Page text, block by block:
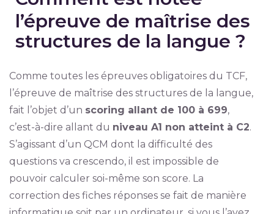
l’épreuve de maîtrise des
structures de la langue ?
Comme toutes les épreuves obligatoires du TCF,
l’épreuve de maîtrise des structures de la langue,
fait l’objet d’un scoring allant de 100 à 699,
c’est-à-dire allant du niveau A1 non atteint à C2.
S’agissant d’un QCM dont la difficulté des
questions va crescendo, il est impossible de
pouvoir calculer soi-même son score. La
correction des fiches réponses se fait de manière